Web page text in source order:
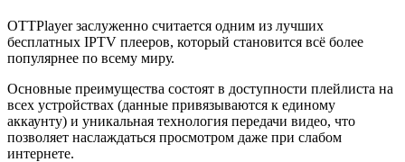
OTTPlayer заслуженно считается одним из лучших
бесплатных IPTV плееров, который становится всё более
популярнее по всему миру.
Основные преимущества состоят в доступности плейлиста на
всех устройствах (данные привязываются к единому
аккаунту) и уникальная технология передачи видео, что
позволяет наслаждаться просмотром даже при слабом
интернете.